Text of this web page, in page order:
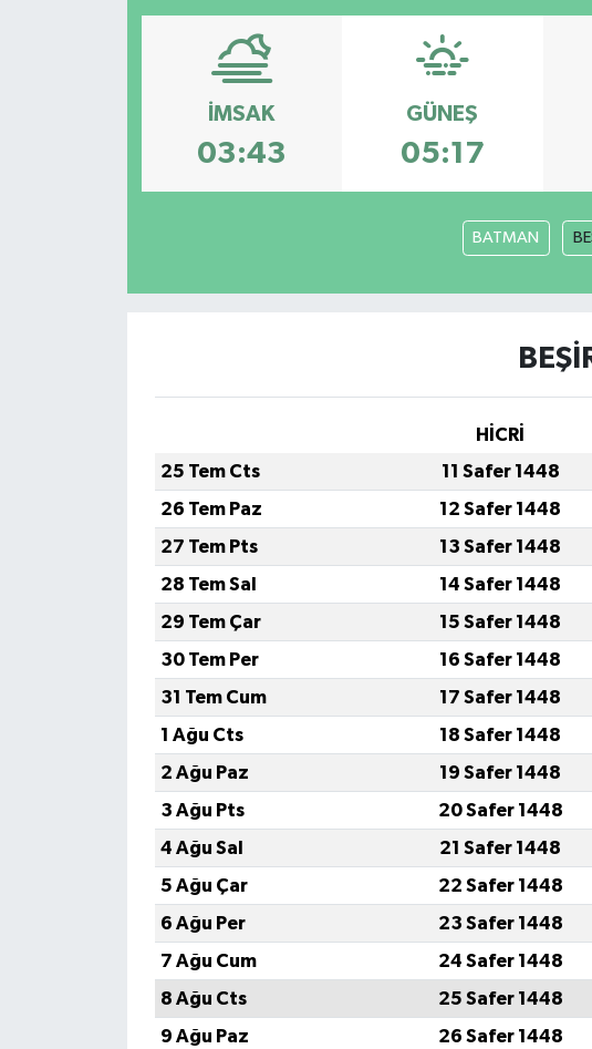
İMSAK
03:43
GÜNEŞ
05:17
BATMAN
HİCRİ
25 Tem Cts
11 Safer 1448
26 Tem Paz
12 Safer 1448
27 Tem Pts
13 Safer 1448
28 Tem Sal
14 Safer 1448
29 Tem Çar
15 Safer 1448
30 Tem Per
16 Safer 1448
31 Tem Cum
17 Safer 1448
1 Ağu Cts
18 Safer 1448
2 Ağu Paz
19 Safer 1448
3 Ağu Pts
20 Safer 1448
4 Ağu Sal
21 Safer 1448
5 Ağu Çar
22 Safer 1448
6 Ağu Per
23 Safer 1448
7 Ağu Cum
24 Safer 1448
8 Ağu Cts
25 Safer 1448
9 Ağu Paz
26 Safer 1448